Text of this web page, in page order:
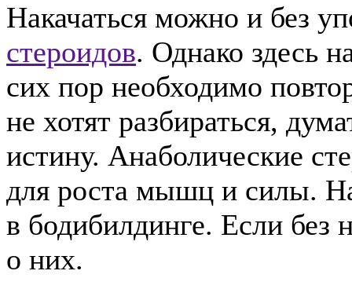
Накачаться можно и без
стероидов. Однако здесь
сих пор необходимо
не хотят разбираться,
истину. Анаболические
для роста мышц и силы.
в бодибилдинге. Если без
о них.